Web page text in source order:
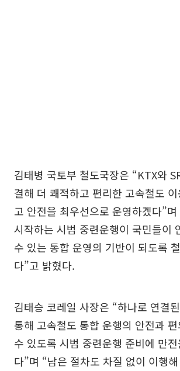
김태병 국토부 철도국장은 “KTX와
결해 더 쾌적하고 편리한 고속철도
고 안전을 최우선으로 운영하겠다”
시작하는 시범 중련운행이 국민들이
수 있는 통합 운영의 기반이 되도록
다”고 밝혔다.
김태승 코레일 사장은 “하나로 연결
통해 고속철도 통합 운행의 안전과
수 있도록 시범 중련운행 준비에 만
다”며 “남은 절차도 차질 없이 이행